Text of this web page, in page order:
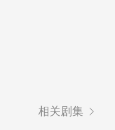
相关剧集